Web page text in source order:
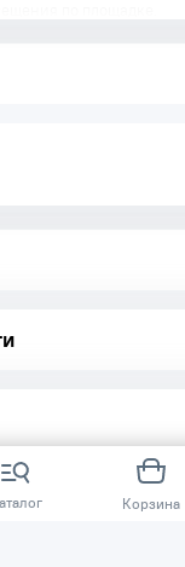
Корзина
который приобрели